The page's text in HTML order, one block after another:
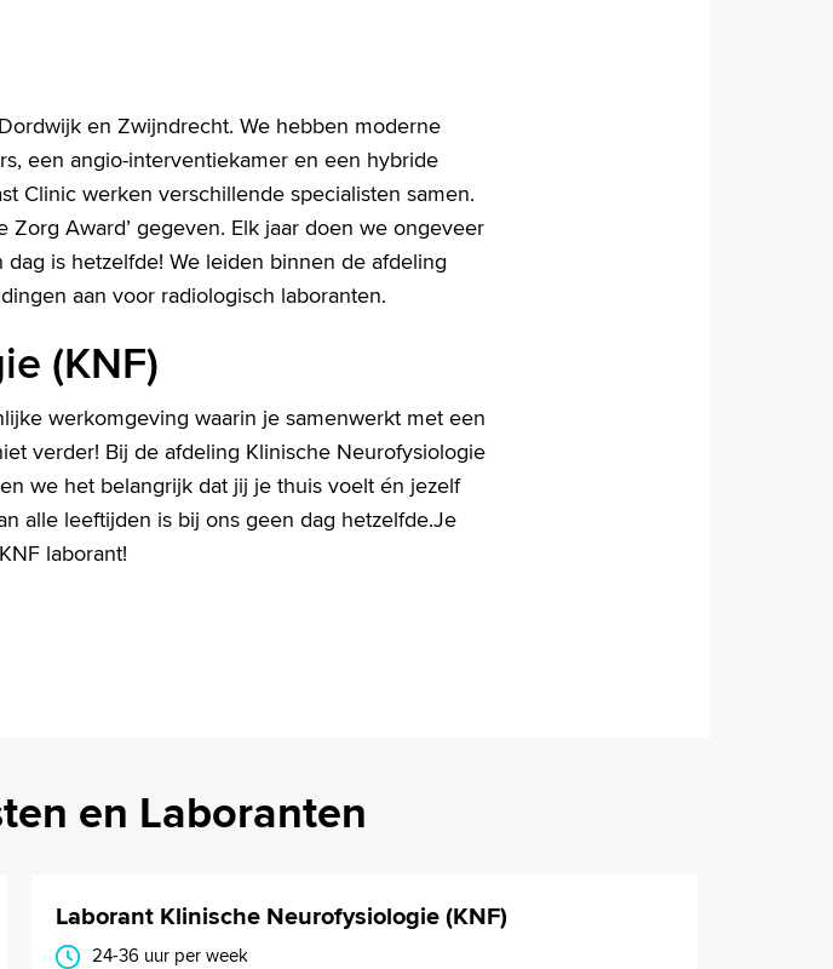
en Zwijndrecht. We hebben moderne
een angio-interventiekamer en een hybride
Clinic werken verschillende specialisten samen.
Award’ gegeven. Elk jaar doen we ongeveer
is hetzelfde! We leiden binnen de afdeling
aan voor radiologisch laboranten.
(KNF)
werkomgeving waarin je samenwerkt met een
verder! Bij de afdeling Klinische Neurofysiologie
we het belangrijk dat jij je thuis voelt én jezelf
alle leeftijden is bij ons geen dag hetzelfde.Je
laborant!
en Laboranten
Laborant Klinische Neurofysiologie (KNF)
24-36 uur per week